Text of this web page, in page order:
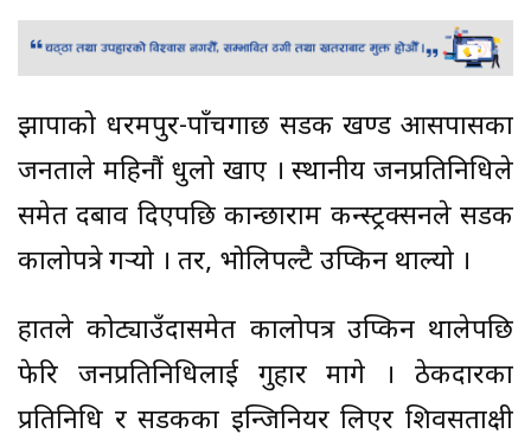
झापाको धरमपुर-पाँचगाछी सडक खण्ड आसपासका
जनताले महिनौं धुलो खाए । स्थानीय जनप्रतिनिधिले
समेत दबाव दिएपछि कान्छाराम कन्स्ट्रक्सनले सडक
कालोपत्रे गर्‍यो । तर, भोलिपल्टै उप्किन थाल्यो ।
हातले कोट्याउँदासमेत कालोपत्र उप्किन थालेपछि
फेरि जनप्रतिनिधिलाई गुहार मागे । ठेकदारका
प्रतिनिधि र सडकका इन्जिनियर लिएर शिवसताक्षी